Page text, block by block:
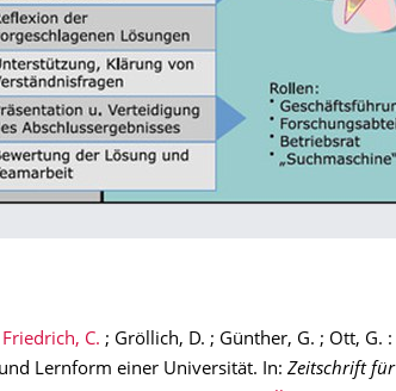
Friedrich, C. ; Gröllich, D. ; Günther, G. ; Ott, G. :
Lernform einer Universität. In: Zeitschrift für